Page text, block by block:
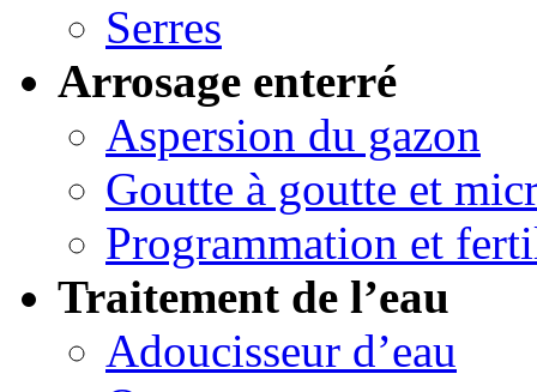
Serres
Arrosage enterré
Aspersion du gazon
Goutte à goutte et
Programmation et
Traitement de l’eau
Adoucisseur d’eau